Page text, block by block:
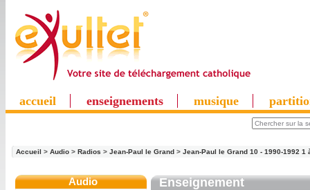
accueil enseignements musique
Accueil > Audio > Radios > Jean-Paul le Grand > Jean-Paul le Grand 10 - 1990-1992 1
Audio Enseignement